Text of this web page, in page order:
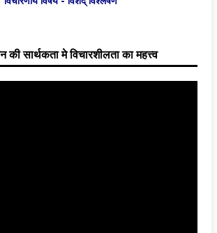
की सार्थकता मे विचारशीलता का महत्त्व